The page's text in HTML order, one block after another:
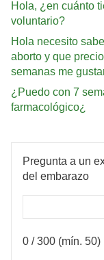
Hola, ¿en cuánto
voluntario?
Hola necesito
aborto y que
semanas me
¿Puedo con 7
farmacológico¿
Pregunta a un
del embarazo
0 / 300 (mín. 50)